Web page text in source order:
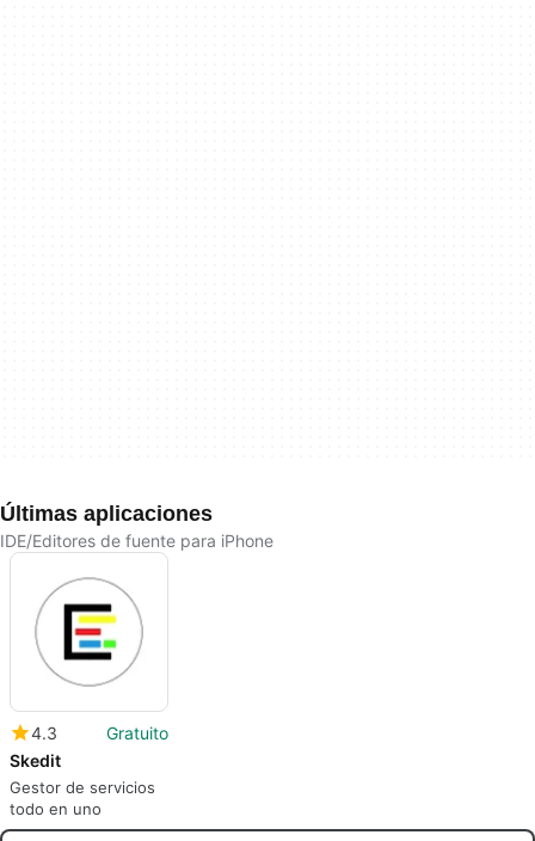
Últimas aplicaciones
IDE/Editores de fuente para iPhone
4.3
Gratuito
Skedit
Gestor de servicios
todo en uno